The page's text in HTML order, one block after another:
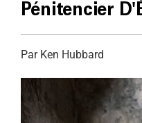
Pénitencier
Par Ken Hubbard